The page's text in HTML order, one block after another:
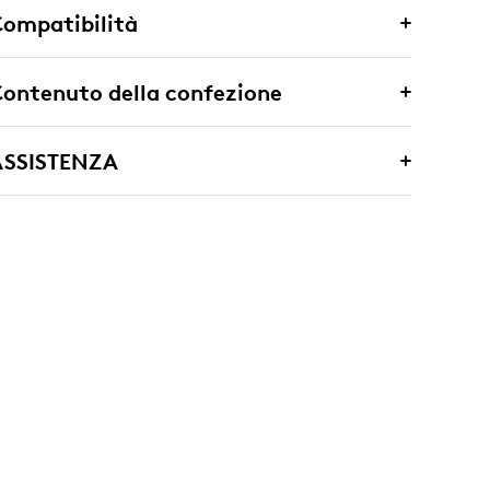
della confezione